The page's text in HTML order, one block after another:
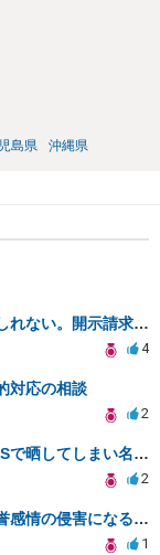
島県 沖縄県
誹謗中傷に当たる内容を投稿したかもしれない。開示請求や民事刑事裁判に発展しうるのか教えて欲しい。
4
対応の相談
2
当方の腹いせで相手方の個人情報をSNSで晒してしまい名誉毀損させてしまったかもしれない
2
知的障害者と言う文言が名誉毀損か名誉感情の侵害になるか教えてほしい。
1